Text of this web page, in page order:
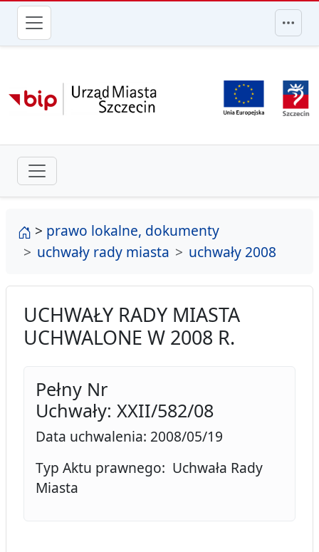
przejdź do głównego menu
strona główna
> prawo lokalne, dokumenty
uchwały rady miasta
uchwały 2008
UCHWAŁY RADY MIASTA
UCHWALONE W 2008 R.
Pełny Nr
Uchwały: XXII/582/08
Data uchwalenia: 2008/05/19
Typ Aktu prawnego: Uchwała Rady
Miasta